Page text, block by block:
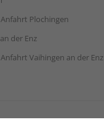
Plochingen
der Enz
Vaihingen an der Enz